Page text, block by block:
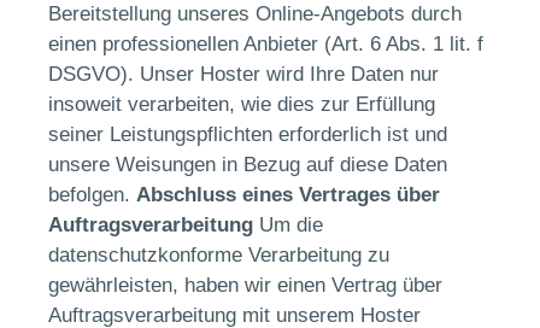
Bereitstellung unseres Online-Angebots durch
einen professionellen Anbieter (Art. 6 Abs. 1 lit. f
DSGVO). Unser Hoster wird Ihre Daten nur
insoweit verarbeiten, wie dies zur Erfüllung
seiner Leistungspflichten erforderlich ist und
unsere Weisungen in Bezug auf diese Daten
befolgen. Abschluss eines Vertrages über
Auftragsverarbeitung Um die
datenschutzkonforme Verarbeitung zu
gewährleisten, haben wir einen Vertrag über
Auftragsverarbeitung mit unserem Hoster